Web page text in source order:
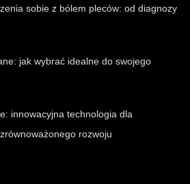
sobie z bólem pleców: od diagnozy
jak wybrać idealne do swojego
innowacyjna technologia dla
rozwoju